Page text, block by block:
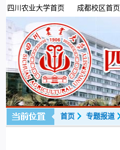
四川农业大学首页 成都校区首页
首页 专题报道